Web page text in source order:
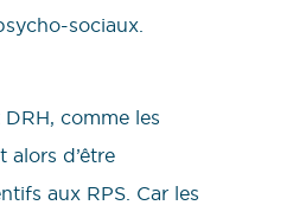
sociaux.
comme les
alors d’être
aux RPS. Car les